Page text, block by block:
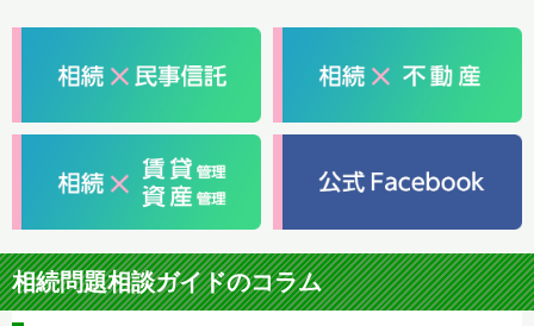
相続問題相談ガイドのコラム